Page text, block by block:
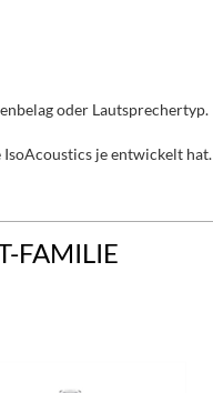
oder Lautsprechertyp.
je entwickelt hat.
FAMILIE